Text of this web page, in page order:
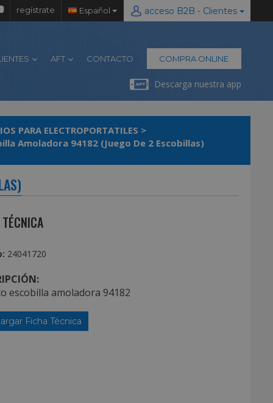
regístrate Español acceso B2B - Clientes
AFT CONTACTO COMPRA ONLINE
Descarga nuestra app
PARA ELECTROPORTATILES >
Amoladora 94182 (Juego De 2 Escobillas)
24041720
escobilla amoladora 94182
Ficha Técnica